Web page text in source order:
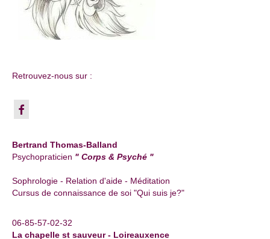
Retrouvez-nous sur :
Bertrand Thomas-Balland
Psychopraticien " Corps & Psyché "
Sophrologie - Relation d'aide - Méditation
Cursus de connaissance de soi "Qui suis je?"
06-85-57-02-32
La chapelle st sauveur - Loireauxence